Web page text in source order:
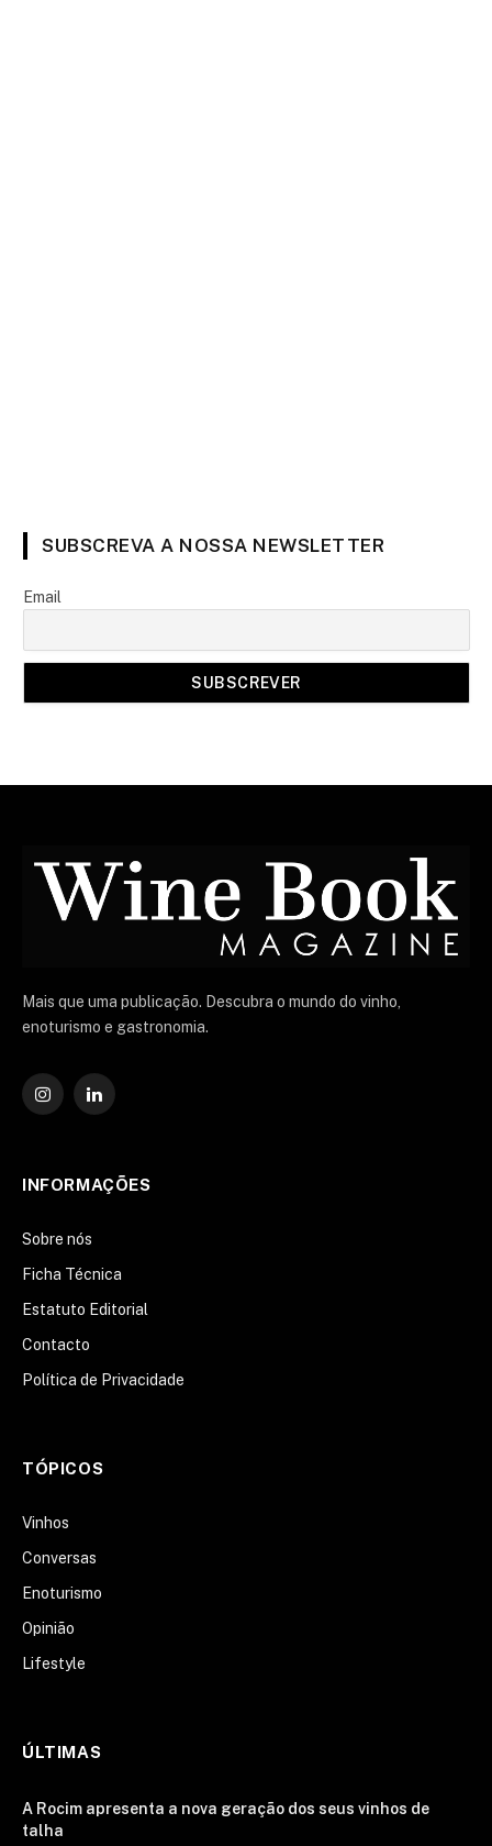
SUBSCREVA A NOSSA NEWSLETTER
Email
Mais que uma publicação. Descubra o mundo do vinho,
enoturismo e gastronomia.
Instagram
O
INFORMAÇÕES
Sobre nós
Ficha Técnica
Estatuto Editorial
Contacto
Política de Privacidade
TÓPICOS
Vinhos
Conversas
Enoturismo
Opinião
Lifestyle
ÚLTIMAS
A Rocim apresenta a nova geração dos seus vinhos de
talha